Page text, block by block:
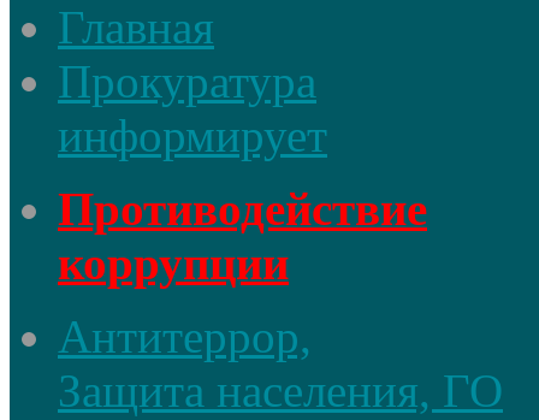
Главная
Прокуратура
информирует
Противодействие
коррупции
Антитеррор,
Защита населения, ГО